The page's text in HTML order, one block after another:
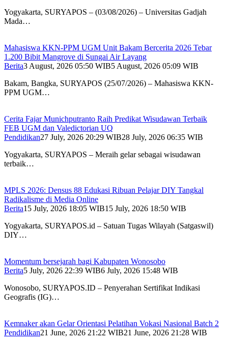
Yogyakarta, SURYAPOS – (03/08/2026) – Universitas Gadjah
Mada…
Mahasiswa KKN-PPM UGM Unit Bakam Bercerita 2026 Tebar
1.200 Bibit Mangrove di Sungai Air Layang
Berita3 August, 2026 05:50 WIB5 August, 2026 05:09 WIB
Bakam, Bangka, SURYAPOS (25/07/2026) – Mahasiswa KKN-
PPM UGM…
Cerita Fajar Munichputranto Raih Predikat Wisudawan Terbaik
FEB UGM dan Valedictorian UQ
Pendidikan27 July, 2026 20:29 WIB28 July, 2026 06:35 WIB
Yogyakarta, SURYAPOS – Meraih gelar sebagai wisudawan
terbaik…
MPLS 2026: Densus 88 Edukasi Ribuan Pelajar DIY Tangkal
Radikalisme di Media Online
Berita15 July, 2026 18:05 WIB15 July, 2026 18:50 WIB
Yogyakarta, SURYAPOS.id – Satuan Tugas Wilayah (Satgaswil)
DIY…
Momentum bersejarah bagi Kabupaten Wonosobo
Berita5 July, 2026 22:39 WIB6 July, 2026 15:48 WIB
Wonosobo, SURYAPOS.ID – Penyerahan Sertifikat Indikasi
Geografis (IG)…
Kemnaker akan Gelar Orientasi Pelatihan Vokasi Nasional Batch 2
Pendidikan21 June, 2026 21:22 WIB21 June, 2026 21:28 WIB